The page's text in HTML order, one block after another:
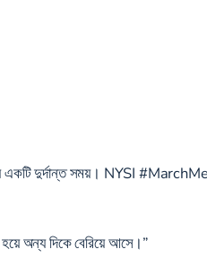
জন্য একটি দুর্দান্ত সময়। NYSI
অন্য দিকে বেরিয়ে আসে।”